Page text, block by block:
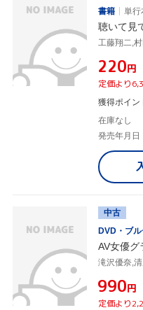
書籍
単行
聴いて見
工藤翔二,
¥220円
定価より
獲得ポイン
在庫なし
発売年月日
中古
DVD・ブ
AV女優グ
滝沢優奈,
¥990円
定価より